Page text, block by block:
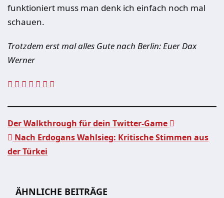
funktioniert muss man denk ich einfach noch mal
schauen.
Trotzdem erst mal alles Gute nach Berlin: Euer Dax
Werner
Beitragsnavigation
Der Walkthrough für dein Twitter-Game
Nach Erdogans Wahlsieg: Kritische Stimmen aus
der Türkei
ÄHNLICHE BEITRÄGE